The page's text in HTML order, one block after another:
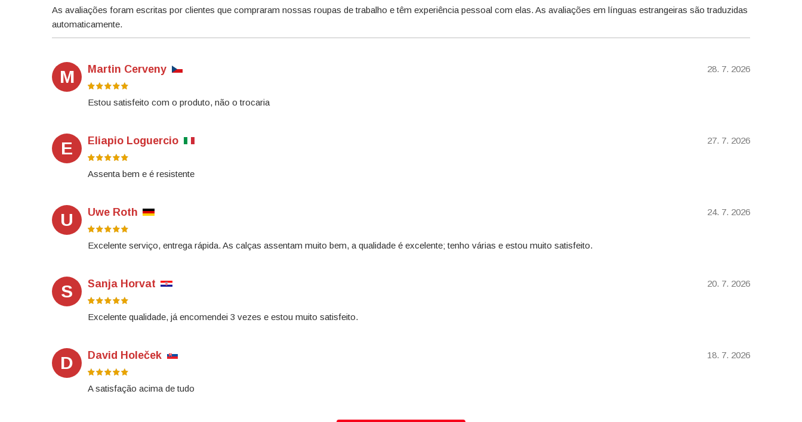
As avaliações foram escritas por clientes que compraram nossas roupas de trabalho e têm experiência pessoal com elas. As avaliações em línguas estrangeiras são traduzidas
automaticamente.
M 28. 7. 2026
Martin Cerveny
Estou satisfeito com o produto, não o trocaria
E 27. 7. 2026
Eliapio Loguercio
Assenta bem e é resistente
U 24. 7. 2026
Uwe Roth
Excelente serviço, entrega rápida. As calças assentam muito bem, a qualidade é excelente; tenho várias e estou muito satisfeito.
S 20. 7. 2026
Sanja Horvat
Excelente qualidade, já encomendei 3 vezes e estou muito satisfeito.
D 18. 7. 2026
David Holeček
A satisfação acima de tudo